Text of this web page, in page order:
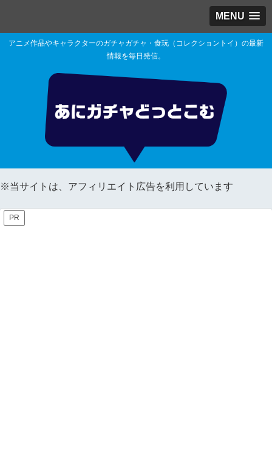
MENU
アニメ作品やキャラクターのガチャガチャ・食玩（コレクショントイ）の最新
情報を毎日発信。
※当サイトは、アフィリエイト広告を利用しています
PR